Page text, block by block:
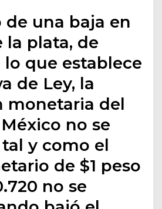
de una baja en
la plata, de
lo que establece
de Ley, la
monetaria del
no se
y como el
de $1 peso
no se